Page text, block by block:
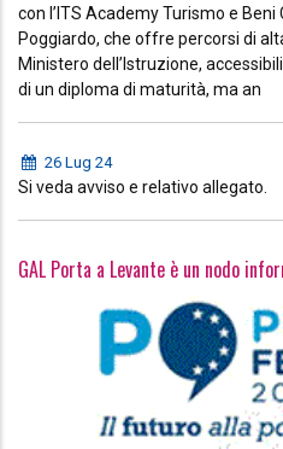
con l’ITS Academy Turismo e
Poggiardo, che offre percorsi di
Ministero dell’Istruzione,
di un diploma di maturità, ma an
26 Lug 24
Si veda avviso e relativo allegato.
GAL Porta a Levante è un nodo